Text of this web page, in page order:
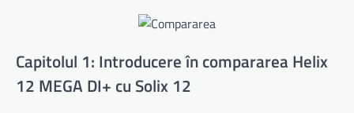
Capitolul 1: Introducere în compararea Helix
12 MEGA DI+ cu Solix 12